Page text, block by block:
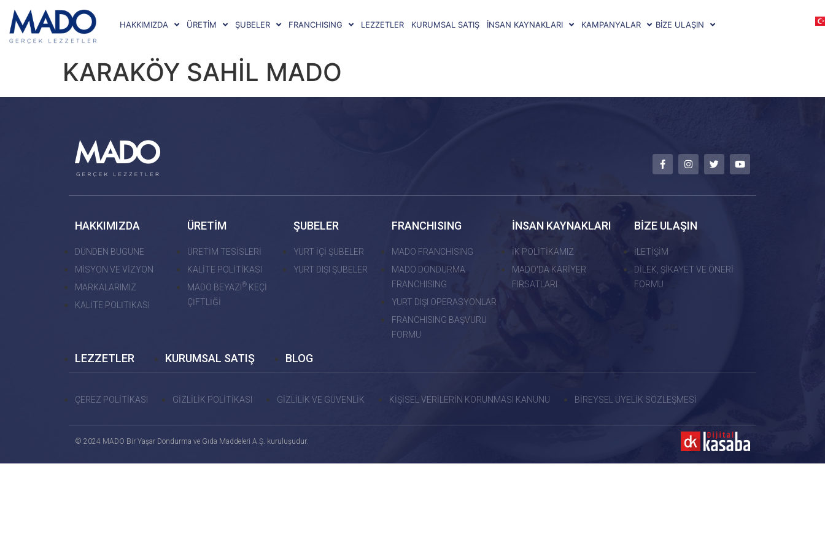
HAKKIMIZDA ÜRETİM ŞUBELER FRANCHISING LEZZETLER KURUMSAL SATIŞ İNSAN KAYNAKLARI KAMPANYALAR BİZE ULAŞIN
KARAKÖY SAHİL MADO
HAKKIMIZDA
DÜNDEN BUGÜNE
MİSYON VE VİZYON
MARKALARIMIZ
KALİTE POLİTİKASI
ÜRETİM
ÜRETİM TESİSLERİ
KALİTE POLİTİKASI
MADO BEYAZI®KEÇİ
ÇİFTLİĞİ
ŞUBELER
YURT İÇİ ŞUBELER
YURT DIŞI ŞUBELER
FRANCHISING
MADO FRANCHISING
MADO DONDURMA
FRANCHISING
YURT DIŞI OPERASYONLAR
FRANCHISING BAŞVURU
FORMU
İNSAN KAYNAKLARI
İK POLİTİKAMIZ
MADO'DA KARİYER
FIRSATLARI
BİZE ULAŞIN
İLETİŞİM
DİLEK, ŞİKAYET VE ÖNERİ
FORMU
LEZZETLER KURUMSAL SATIŞ BLOG
ÇEREZ POLİTİKASI GİZLİLİK POLİTİKASI GİZLİLİK VE GÜVENLİK KİŞİSEL VERİLERİN KORUNMASI KANUNU BİREYSEL ÜYELİK SÖZLEŞMESİ
© 2024 MADO Bir Yaşar Dondurma ve Gıda Maddeleri A.Ş. kuruluşudur.